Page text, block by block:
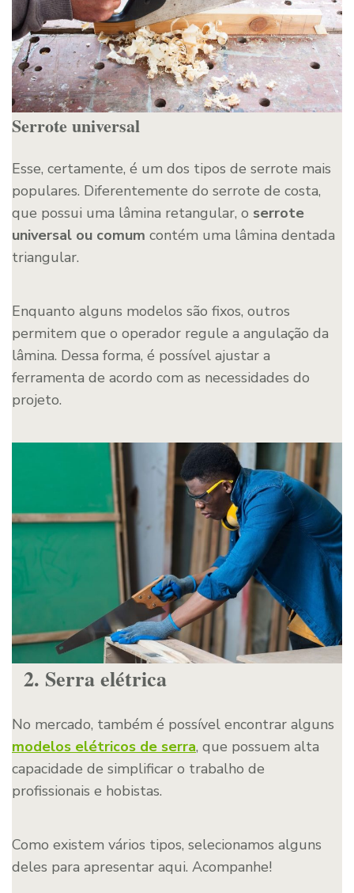
Serrote universal
Esse, certamente, é um dos tipos de serrote mais
populares. Diferentemente do serrote de costa,
que possui uma lâmina retangular, o serrote
universal ou comum contém uma lâmina dentada
triangular.
Enquanto alguns modelos são fixos, outros
permitem que o operador regule a angulação da
lâmina. Dessa forma, é possível ajustar a
ferramenta de acordo com as necessidades do
projeto.
2. Serra elétrica
No mercado, também é possível encontrar alguns
modelos elétricos de serra, que possuem alta
capacidade de simplificar o trabalho de
profissionais e hobistas.
Como existem vários tipos, selecionamos alguns
deles para apresentar aqui. Acompanhe!